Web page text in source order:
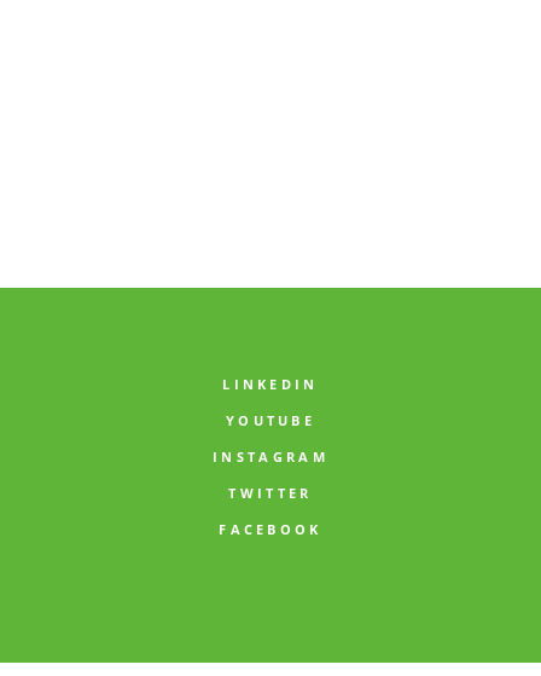
LINKEDIN
YOUTUBE
INSTAGRAM
TWITTER
FACEBOOK